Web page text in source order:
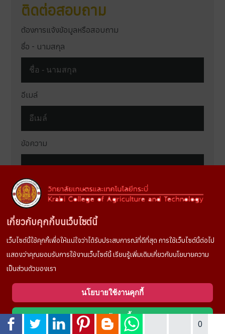
เกี่ยวกับคุกกี้บนเว็บไซต์นี้
เว็บไซต์นี้ใช้คุกกี้เพื่อให้แน่ใจว่าได้รับประสบการณ์ที่ดีที่สุด การใช้เว็บไซต์นี้ต่อไป
แสดงว่าคุณยอมรับการใช้งานเว็บไซต์นี้ เรียนรู้เพิ่มเติมเกี่ยวกับนโยบายความ
เป็นส่วนตัวของเรา
นโยบายใช้งานคุกกี้
ยอมรับคุกกี้
0
ติดต่อสอบถาม
ต้องการแจ้งข้อมูลหรือสอบถาม
ชื่อ - นามสกุล
อีเมล์
ข้อความ
Terms and conditions
ลิงค์แนะนำที่เกี่ยวข้องกับวิทยาลัย